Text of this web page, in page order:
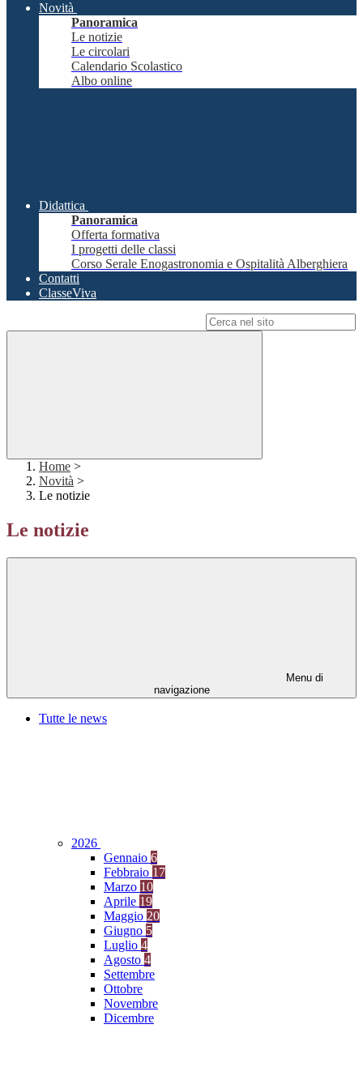
Novità
Panoramica
Le notizie
Le circolari
Calendario Scolastico
Albo online
Didattica
Panoramica
Offerta formativa
I progetti delle classi
Corso Serale Enogastronomia e Ospitalità Alberghiera
Contatti
ClasseViva
Home >
Novità >
Le notizie
Le notizie
Menu di
navigazione
Tutte le news
2026
Gennaio 6
Febbraio 17
Marzo 10
Aprile 19
Maggio 20
Giugno 5
Luglio 4
Agosto 4
Settembre
Ottobre
Novembre
Dicembre